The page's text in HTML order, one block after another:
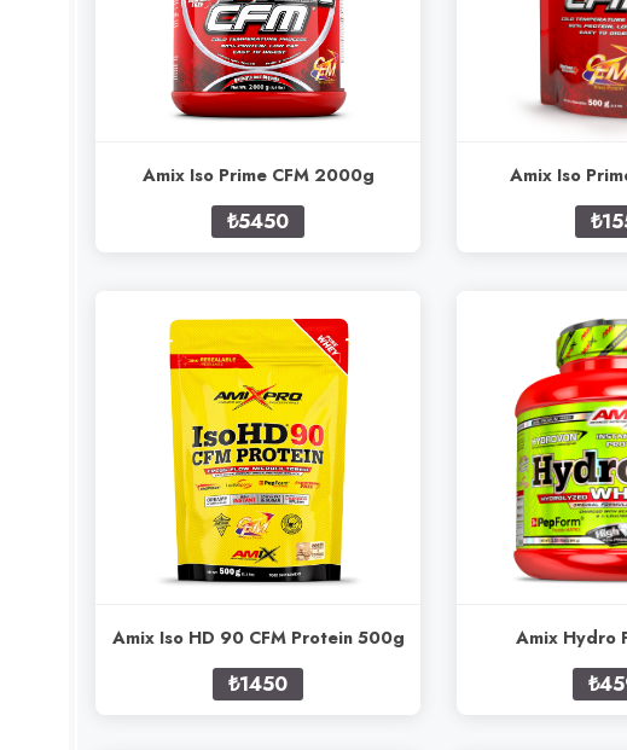
Amix Iso Prime CFM 2000g
₺5450
Amix Iso
Amix Iso HD 90 CFM Protein 500g
₺1450
Amix Hydro